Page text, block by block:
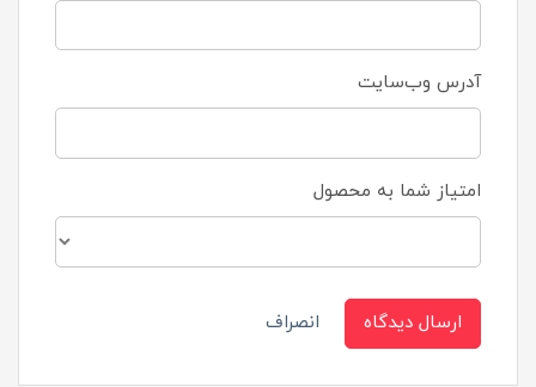
آدرس وب‌سایت
امتیاز شما به محصول
ارسال دیدگاه انصراف